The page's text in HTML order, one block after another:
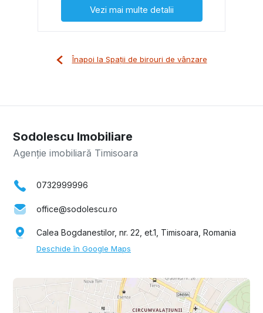
Vezi mai multe detalii
Înapoi la Spații de birouri de vânzare
Sodolescu Imobiliare
Agenție imobiliară Timisoara
0732999996
office@sodolescu.ro
Calea Bogdanestilor, nr. 22, et.1, Timisoara, Romania
Deschide în Google Maps